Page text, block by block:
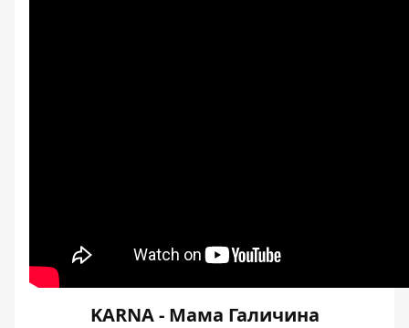
KARNA - Мама Галичина